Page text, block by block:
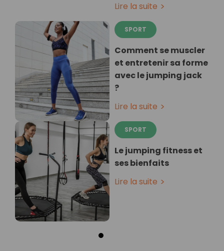
Lire la suite
SPORT
Comment se muscler
et entretenir sa forme
avec le jumping jack
?
Lire la suite
SPORT
Le jumping fitness et
ses bienfaits
Lire la suite